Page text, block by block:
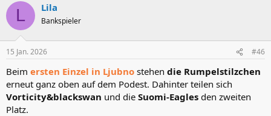
k
i
e
:
L Lila
Bankspieler
15 Jan. 2026 #46
Beim ersten Einzel in Ljubno stehen die Rumpelstilzchen
erneut ganz oben auf dem Podest. Dahinter teilen sich
Vorticity&blackswan und die Suomi-Eagles den zweiten
Platz.